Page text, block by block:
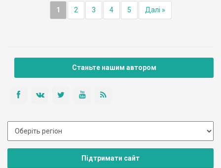
1 2 3 4 5 Далі »
Станьте нашим автором
Підтримати сайт